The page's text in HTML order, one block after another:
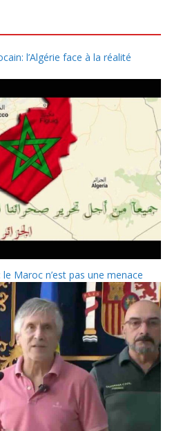
l’Algérie face à la réalité
Maroc n’est pas une menace